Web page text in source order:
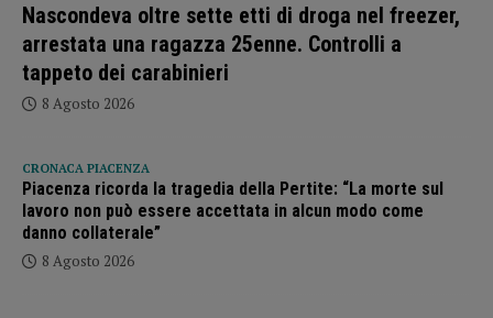
Nascondeva oltre sette etti di droga nel freezer,
arrestata una ragazza 25enne. Controlli a
tappeto dei carabinieri
8 Agosto 2026
CRONACA PIACENZA
Piacenza ricorda la tragedia della Pertite: “La morte sul
lavoro non può essere accettata in alcun modo come
danno collaterale”
8 Agosto 2026